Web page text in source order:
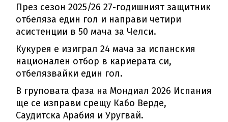
През сезон 2025/26 27-годишният защитник
отбеляза един гол и направи четири
асистенции в 50 мача за Челси.
Кукурея е изиграл 24 мача за испанския
национален отбор в кариерата си,
отбелязвайки един гол.
В груповата фаза на Мондиал 2026 Испания
ще се изправи срещу Кабо Верде,
Саудитска Арабия и Уругвай.